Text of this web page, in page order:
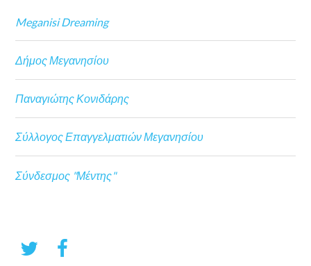
Meganisi Dreaming
Δήμος Μεγανησίου
Παναγιώτης Κονιδάρης
Σύλλογος Επαγγελματιών Μεγανησίου
Σύνδεσμος "Μέντης"